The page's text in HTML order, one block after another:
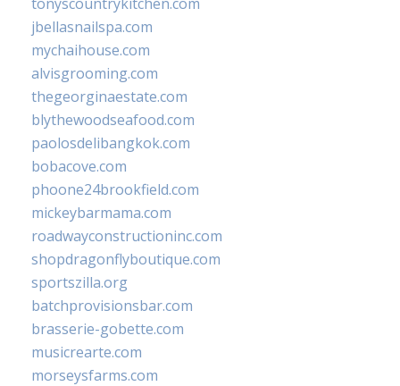
jbellasnailspa.com
mychaihouse.com
alvisgrooming.com
thegeorginaestate.com
blythewoodseafood.com
paolosdelibangkok.com
bobacove.com
phoone24brookfield.com
mickeybarmama.com
roadwayconstructioninc.com
shopdragonflyboutique.com
sportszilla.org
batchprovisionsbar.com
brasserie-gobette.com
musicrearte.com
morseysfarms.com